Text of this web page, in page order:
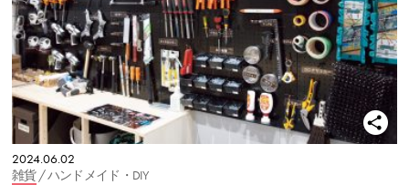
2024.06.02
雑貨/ ハンドメイド・DIY